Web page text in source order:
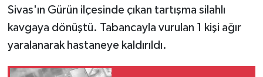
Sivas'ın Gürün ilçesinde çıkan tartışma silahlı
kavgaya dönüştü. Tabancayla vurulan 1 kişi ağır
yaralanarak hastaneye kaldırıldı.